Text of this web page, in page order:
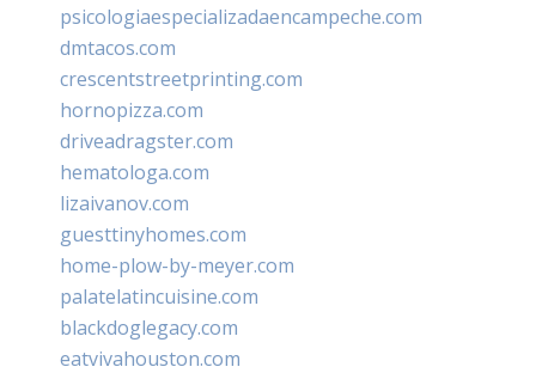
psicologiaespecializadaencampeche.com
dmtacos.com
crescentstreetprinting.com
hornopizza.com
driveadragster.com
hematologa.com
lizaivanov.com
guesttinyhomes.com
home-plow-by-meyer.com
palatelatincuisine.com
blackdoglegacy.com
eatvivahouston.com